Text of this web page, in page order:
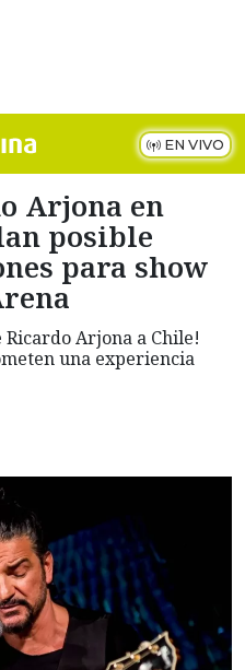
EN VIVO
Arjona en
posible
para show
Arjona a Chile!
una experiencia